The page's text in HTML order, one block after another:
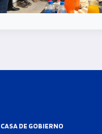
CASA DE GOBIERNO